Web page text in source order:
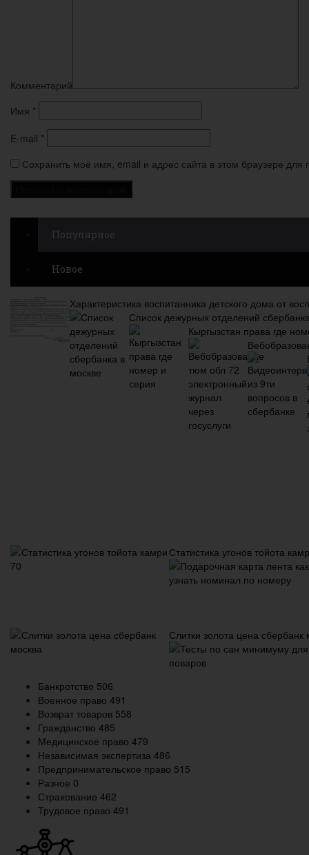
Комментарий
Имя *
E-mail *
Сохранить моё имя, email и адрес сайта в этом браузере
Популярное
Новое
Характеристика воспитанника детского дома от
Список дежурных отделений
Кыргызстан права где
Статистика угонов тойота
Слитки золота цена сбербанк
Банкротство 506
Военное право 491
Возврат товаров 558
Гражданство 485
Медицинское право 479
Независимая экспертиза 486
Предпринимательское право 515
Разное 0
Страхование 462
Трудовое право 491